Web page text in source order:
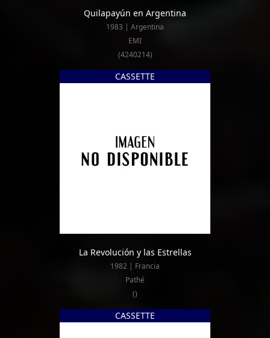
Quilapayún en Argentina
1983 | Argentina
EMI
(4240214)
CASSETTE
La Revolución y las Estrellas
1982 | Francia
Pathé
()
CASSETTE